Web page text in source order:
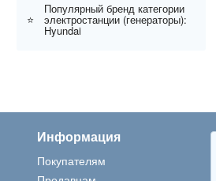
⭐
Популярный бренд категории
электростанции (генераторы):
Hyundai
Информация
Покупателям